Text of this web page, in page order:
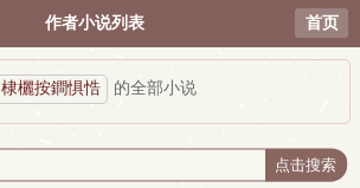
作者小说列表 首页
棣欐按鐧惧悎 的全部小说